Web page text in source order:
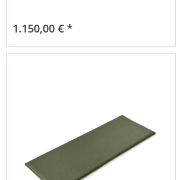
1.150,00 € *